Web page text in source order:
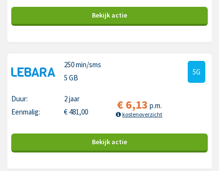
Bekijk actie
250 min/sms
5 GB
5G
Duur:
2 jaar
Eenmalig:
€ 481,00 €6,13 p.m.
kostenoverzicht
Bekijk actie